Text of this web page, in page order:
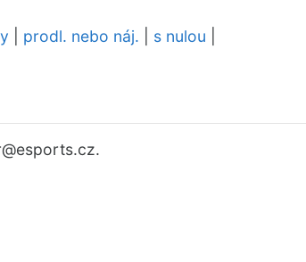
prodl. nebo náj. s nulou
@esports.cz.